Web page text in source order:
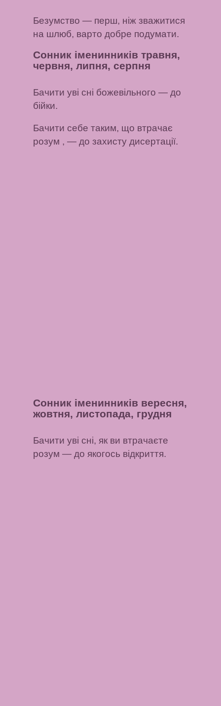
Безумство — перш, ніж зважитися
на шлюб, варто добре подумати.
Сонник іменинників травня,
червня, липня, серпня
Бачити уві сні божевільного — до
бійки.
Бачити себе таким, що втрачає
розум , — до захисту дисертації.
Сонник іменинників вересня,
жовтня, листопада, грудня
Бачити уві сні, як ви втрачаєте
розум — до якогось відкриття.